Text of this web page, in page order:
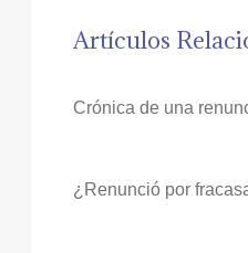
Artículos
Crónica de una
¿Renunció por